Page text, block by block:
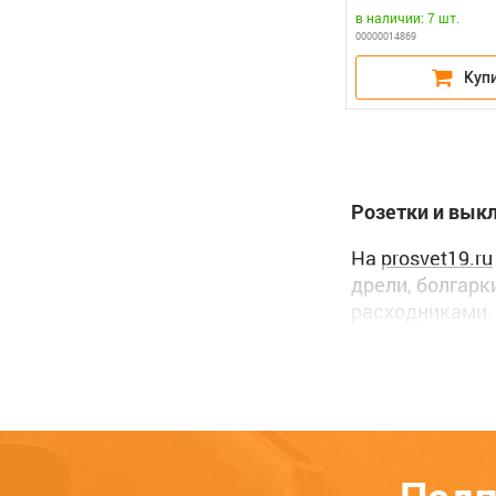
в наличии: 7 шт.
00000014869
Розетки и
На prosvet19.ru
дрели,
обратной